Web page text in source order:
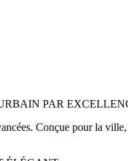
PAR
Conçue pour la